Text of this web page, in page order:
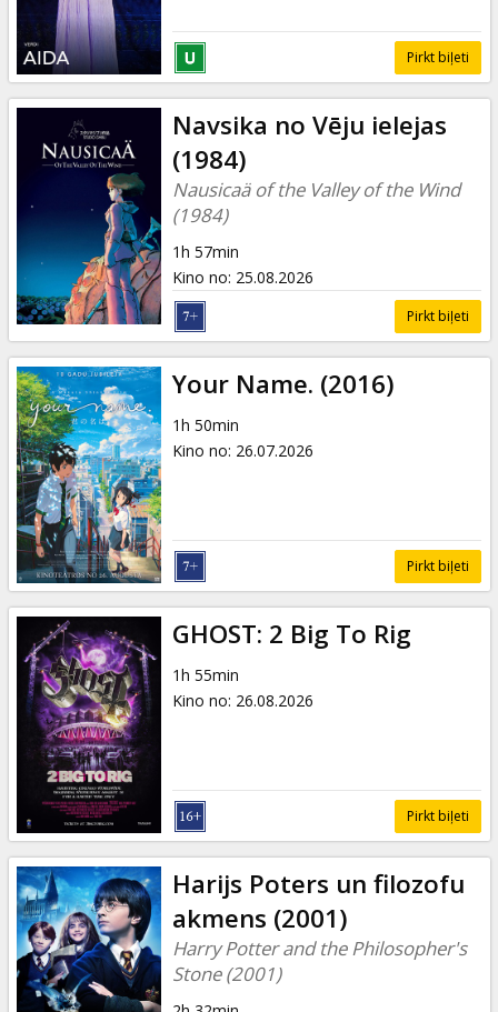
Pirkt biļeti
Navsika no Vēju ielejas
(1984)
Nausicaä of the Valley of the Wind
(1984)
1h 57min
Kino no: 25.08.2026
Pirkt biļeti
Your Name. (2016)
1h 50min
Kino no: 26.07.2026
Pirkt biļeti
GHOST: 2 Big To Rig
1h 55min
Kino no: 26.08.2026
Pirkt biļeti
Harijs Poters un filozofu
akmens (2001)
Harry Potter and the Philosopher's
Stone (2001)